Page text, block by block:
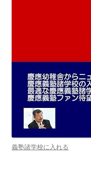
義塾諸学校に入れる